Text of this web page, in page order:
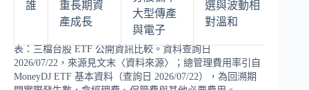
誰
重長期資
產成長
大型傳產
與電子
選與波動相
對溫和
表：三檔台股 ETF 公開資訊比較。資料查詢日
2026/07/22，來源見文末〈資料來源〉；總管理費用率引自
MoneyDJ ETF 基本資料（查詢日 2026/07/22），為回溯期